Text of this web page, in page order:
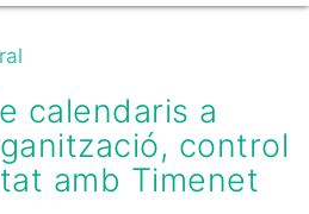
calendaris a
control
amb Timenet